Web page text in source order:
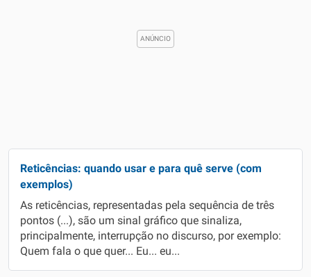
Reticências: quando usar e para quê serve (com
exemplos)
As reticências, representadas pela sequência de três
pontos (...), são um sinal gráfico que sinaliza,
principalmente, interrupção no discurso, por exemplo:
Quem fala o que quer... Eu... eu...